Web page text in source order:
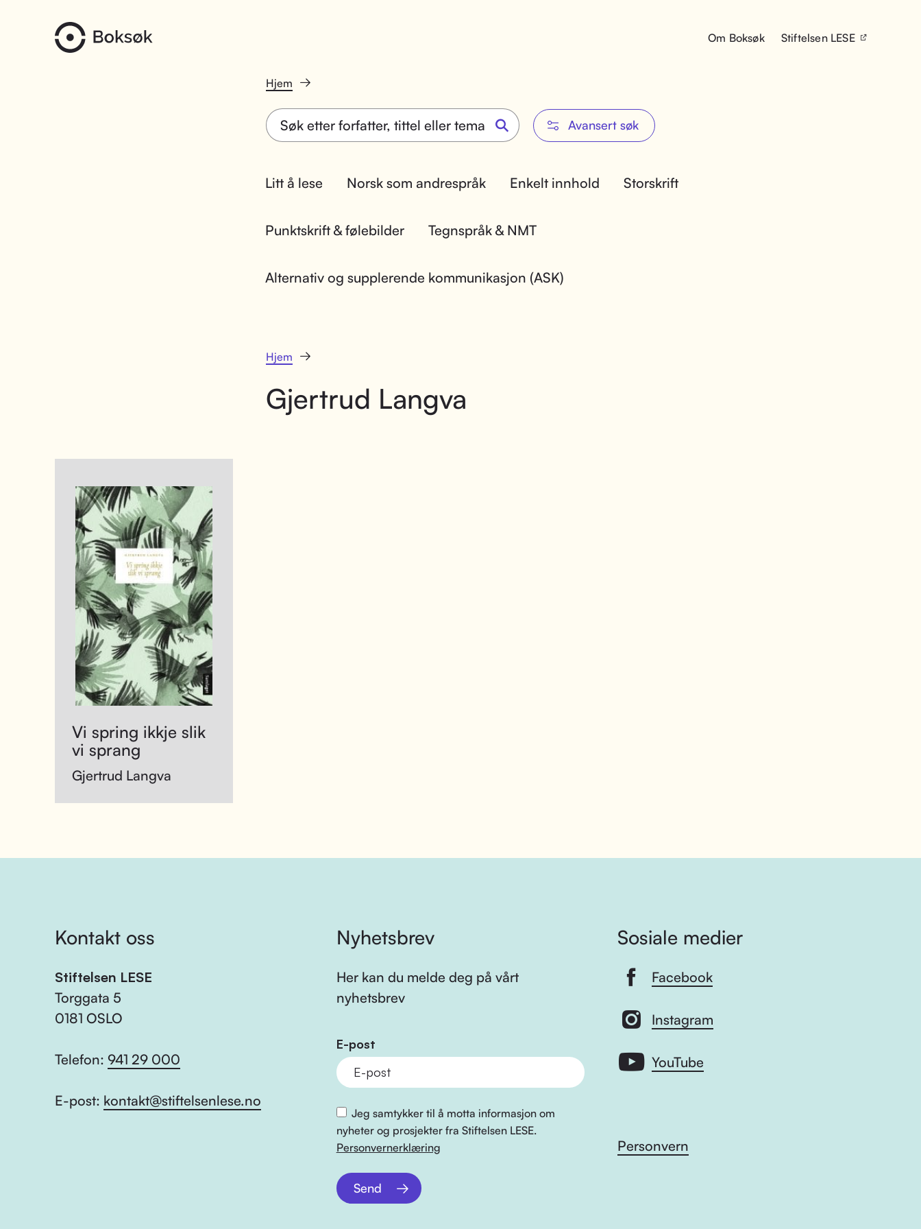
Om Boksøk Stiftelsen LESE
Hjem
Avansert søk
Litt å lese Norsk som andrespråk Enkelt innhold Storskrift
Punktskrift & følebilder Tegnspråk & NMT
Alternativ og supplerende kommunikasjon (ASK)
Hjem
Gjertrud Langva
Vi spring ikkje slik
vi sprang
Gjertrud Langva
Kontakt oss
Stiftelsen LESE
Torggata 5
0181 OSLO
Telefon: 941 29 000
E-post: kontakt@stiftelsenlese.no
Nyhetsbrev
Her kan du melde deg på vårt
nyhetsbrev
E-post
Jeg samtykker til å motta informasjon om
nyheter og prosjekter fra Stiftelsen LESE.
Personvernerklæring
Send
Sosiale medier
Facebook
Instagram
YouTube
Personvern